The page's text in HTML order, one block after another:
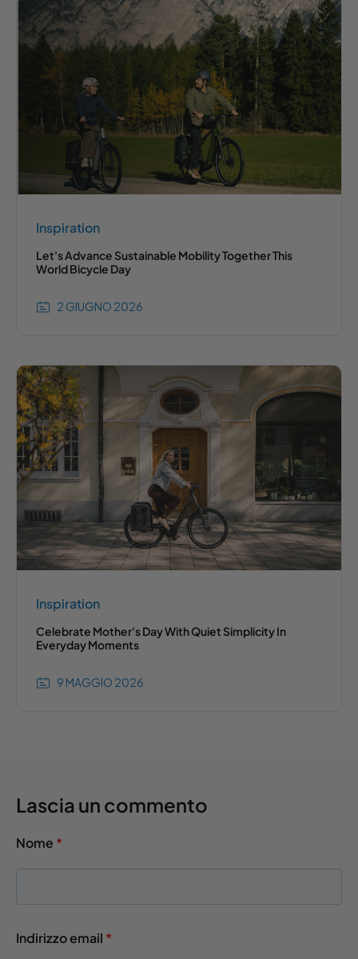
Inspiration
Let's Advance Sustainable Mobility Together This
World Bicycle Day
2 GIUGNO 2026
Inspiration
Celebrate Mother's Day With Quiet Simplicity In
Everyday Moments
9 MAGGIO 2026
Lascia un commento
Nome *
Indirizzo email *